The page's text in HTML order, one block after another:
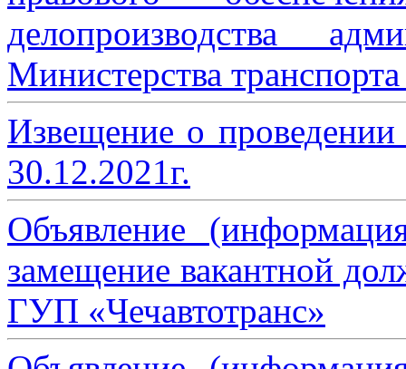
делопроизводства
Министерства
Извещение о
30.12.2021г.
Объявление
замещение вакантной
ГУП «Чечавтотранс»